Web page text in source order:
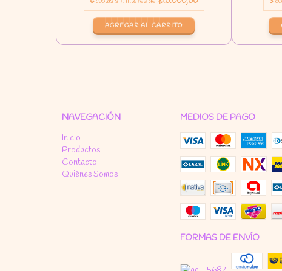
NAVEGACIÓN
Inicio
Productos
Contacto
Quiénes Somos
MEDIOS DE PAGO
FORMAS DE ENVÍO